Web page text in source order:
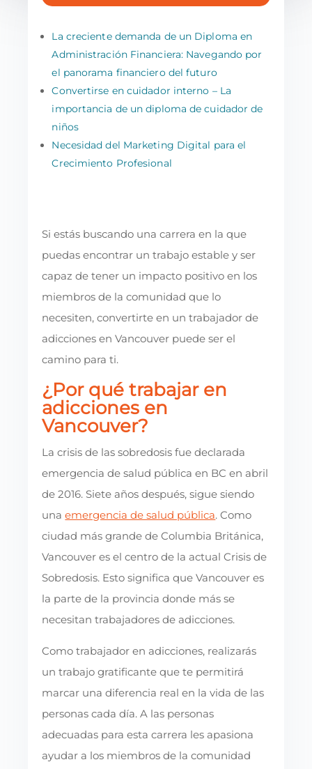
La creciente demanda de un Diploma en
Administración Financiera: Navegando por
el panorama financiero del futuro
Convertirse en cuidador interno – La
importancia de un diploma de cuidador de
niños
Necesidad del Marketing Digital para el
Crecimiento Profesional
Si estás buscando una carrera en la que
puedas encontrar un trabajo estable y ser
capaz de tener un impacto positivo en los
miembros de la comunidad que lo
necesiten, convertirte en un trabajador de
adicciones en Vancouver puede ser el
camino para ti.
¿Por qué trabajar en
adicciones en
Vancouver?
La crisis de las sobredosis fue declarada
emergencia de salud pública en BC en abril
de 2016. Siete años después, sigue siendo
unaemergencia de salud pública. Como
ciudad más grande de Columbia Británica,
Vancouver es el centro de la actual Crisis de
Sobredosis. Esto significa que Vancouver es
la parte de la provincia donde más se
necesitan trabajadores de adicciones.
Como trabajador en adicciones, realizarás
un trabajo gratificante que te permitirá
marcar una diferencia real en la vida de las
personas cada día. A las personas
adecuadas para esta carrera les apasiona
ayudar a los miembros de la comunidad